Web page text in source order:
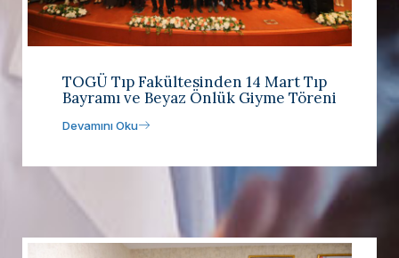
TOGÜ Tıp Fakültesinden 14 Mart Tıp
Bayramı ve Beyaz Önlük Giyme Töreni
Devamını Oku